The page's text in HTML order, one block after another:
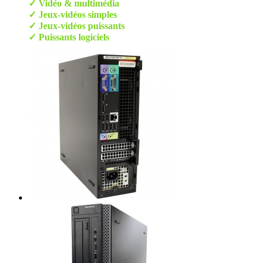
✓ Vidéo & multimédia
✓ Jeux-vidéos simples
✓ Jeux-vidéos puissants
✓ Puissants logiciels